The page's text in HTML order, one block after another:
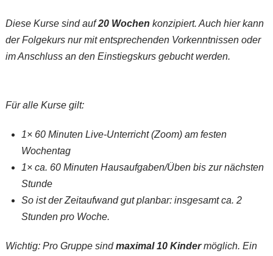
Diese Kurse sind auf20 Wochen konzipiert. Auch hier kann
der Folgekurs nur mit entsprechenden Vorkenntnissen oder
im Anschluss an den Einstiegskurs gebucht werden.
Für alle Kurse gilt:
1× 60 Minuten Live-Unterricht (Zoom) am festen
Wochentag
1× ca. 60 Minuten Hausaufgaben/Üben bis zur nächsten
Stunde
So ist der Zeitaufwand gut planbar: insgesamt ca. 2
Stunden pro Woche.
Wichtig: Pro Gruppe sindmaximal 10 Kindermöglich. Ein